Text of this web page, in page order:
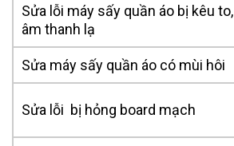
Sửa lỗi máy sấy quần áo bị kêu to,
âm thanh lạ
Sửa máy sấy quần áo có mùi hôi
Sửa lỗi bị hỏng board mạch